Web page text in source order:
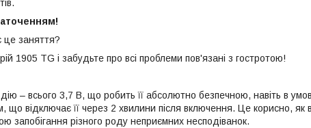
заняття?
1905 TG і забудьте про всі проблеми пов'язані з гостротою!
– всього 3,7 В, що робить її абсолютно безпечною, навіть в
відключає її через 2 хвилини після включення. Це корисно, як
запобігання різного роду неприємних несподіванок.